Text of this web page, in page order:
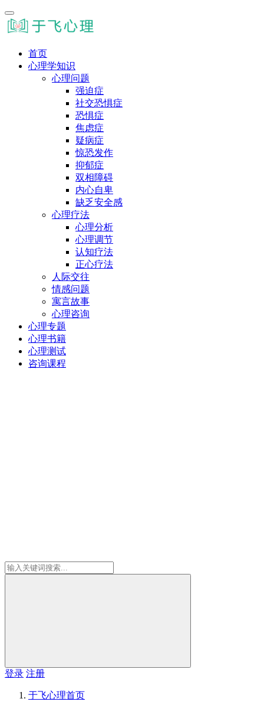
首页
心理学知识
心理问题
强迫症
社交恐惧症
恐惧症
焦虑症
疑病症
惊恐发作
抑郁症
双相障碍
内心自卑
缺乏安全感
心理疗法
心理分析
心理调节
认知疗法
正心疗法
人际交往
情感问题
寓言故事
心理咨询
心理专题
心理书籍
心理测试
咨询课程
登录 注册
于飞心理首页